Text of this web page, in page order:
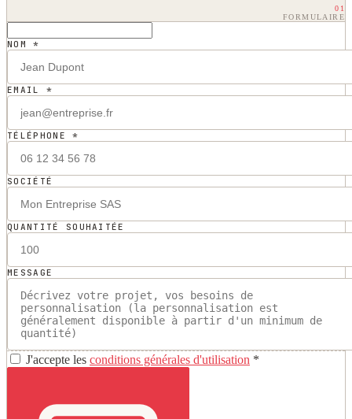
01
FORMULAIRE
NOM *
EMAIL *
TÉLÉPHONE *
SOCIÉTÉ
QUANTITÉ SOUHAITÉE
MESSAGE
J'accepte les conditions générales d'utilisation *